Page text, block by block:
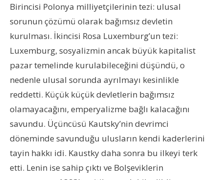
Birincisi Polonya milliyetçilerinin tezi: ulusal
sorunun çözümü olarak bağımsız devletin
kurulması. İkincisi Rosa Luxemburg’un tezi:
Luxemburg, sosyalizmin ancak büyük kapitalist
pazar temelinde kurulabileceğini düşündü, o
nedenle ulusal sorunda ayrılmayı kesinlikle
reddetti. Küçük küçük devletlerin bağımsız
olamayacağını, emperyalizme bağlı kalacağını
savundu. Üçüncüsü Kautsky’nin devrimci
döneminde savunduğu ulusların kendi kaderlerini
tayin hakkı idi. Kaustky daha sonra bu ilkeyi terk
etti. Lenin ise sahip çıktı ve Bolşeviklerin